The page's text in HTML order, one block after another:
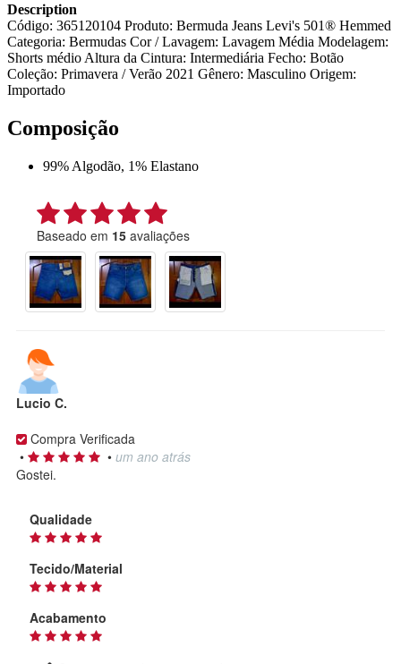
Description
Código: 365120104 Produto: Bermuda Jeans Levi's 501® Hemmed
Categoria: Bermudas Cor / Lavagem: Lavagem Média Modelagem:
Shorts médio Altura da Cintura: Intermediária Fecho: Botão
Coleção: Primavera / Verão 2021 Gênero: Masculino Origem:
Importado
Composição
99% Algodão, 1% Elastano
Baseado em 15 avaliações
Lucio C.
Compra Verificada
•
• um ano atrás
Gostei.
Qualidade
Tecido/Material
Acabamento